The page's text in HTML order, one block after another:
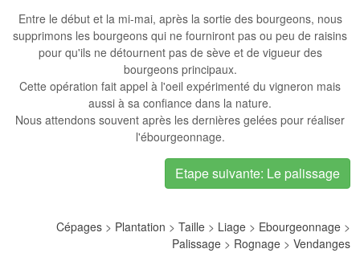
Entre le début et la mi-mai, après la sortie des bourgeons, nous
supprimons les bourgeons qui ne fourniront pas ou peu de raisins
pour qu'ils ne détournent pas de sève et de vigueur des
bourgeons principaux.
Cette opération fait appel à l'oeil expérimenté du vigneron mais
aussi à sa confiance dans la nature.
Nous attendons souvent après les dernières gelées pour réaliser
l'ébourgeonnage.
Etape suivante: Le palissage
Cépages > Plantation > Taille > Liage > Ebourgeonnage >
Palissage > Rognage > Vendanges